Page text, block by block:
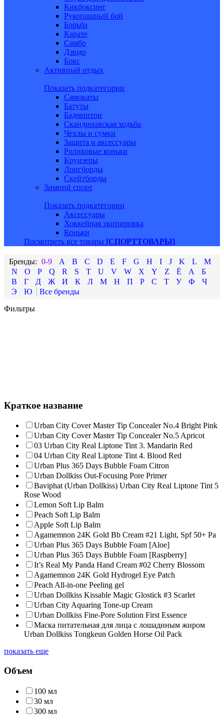
Кикбоксинг
Рукопашный бой
Борьба
Карате
Самбо
Дзюдо
Бокс
Активный отдых
Показать подкатегории
Самокаты
Батуты
Бадминтон
Скандинавская ходьба
Чехлы и сумки
Защита и аксессуары
Роликовые коньки
Круизеры
Лонгборды
Скейтборды
Зимний спорт
Показать подкатегории
Аксессуары
Хоккейная экипировка
Коньки
Посмотреть все товары [СПОРТТОВАРЫ]
0-9 A B C D E F G H I J K L
M
N
O P Q R S T U V W X Y Z Ё А
Б
В
Г Д Ж И К Л М Н П Р С Т У Ф
Ч
Э
Ю
Фильтры
Краткое название
Urban City Cover Master Tip Concealer No.4 Bright Pink
Urban City Cover Master Tip Concealer No.5 Apricot
03 Urban City Real Liptone Tint 3. Mandarin Red
04 Urban City Real Liptone Tint 4. Blood Red
Urban Plus 365 Days Bubble Foam Citron
Urban Dollkiss Out-Focusing Pore Primer
Baviphat (Urban Dollkiss) Urban City Real Liptone Tint 5
Rose Wood
Lemon Soft Lip Balm
Peach Soft Lip Balm
Apple Soft Lip Balm
Agamemnon 24K Gold Bb Cream #21 Light, Spf 50+ Pa
Urban Plus 365 Days Bubble Foam [Aloe]
Urban Plus 365 Days Bubble Foam [Raspberry]
It’s Real My Panda Hand Cream #02 Cherry Blossom
Agamemnon 24K Gold Hydrogel Eye Patch
Peach All-in-one Peeling gel
Urban Dollkiss Kissable Magic Glostick #3 Scarlet
Urban City Aquaring Tone-up Cream
Urban Dollkiss Fine-Pore Solution First Essence
Маска питательная для лица с лошадиным жиром
Urban Dollkiss Tongkeun Golden Horse Oil Pack
показать еще
Объем
100 мл
30 мл
300 мл